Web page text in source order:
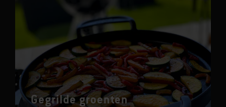
Gegrilde groenten